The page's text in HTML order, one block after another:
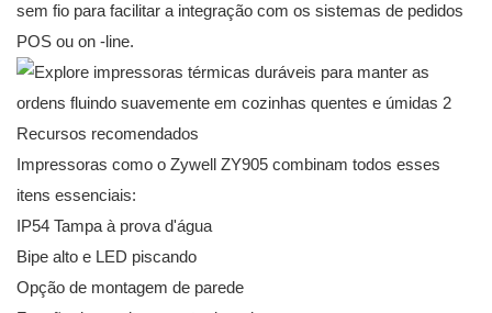
sem fio para facilitar a integração com os sistemas de pedidos
POS ou on -line.
Recursos recomendados
Impressoras como o Zywell ZY905 combinam todos esses
itens essenciais:
IP54 Tampa à prova d'água
Bipe alto e LED piscando
Opção de montagem de parede